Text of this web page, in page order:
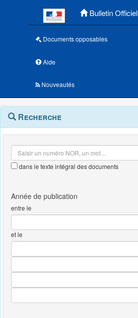
Bulletin Officiel
Documents opposables
Aide
Nouveautés
Navigation
outils
Menu
contextuel
Recherche
dans le texte intégral des documents
entre le
et le